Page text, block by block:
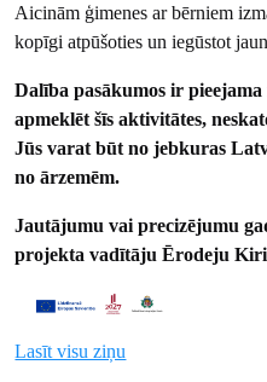
Aicinām ģimenes ar bērniem
kopīgi atpūšoties un iegūstot
Dalība pasākumos ir
apmeklēt šīs aktivitātes,
Jūs varat būt no jebkuras
no ārzemēm.
Jautājumu vai precizējumu
projekta vadītāju Ērodeju
Lasīt visu ziņu